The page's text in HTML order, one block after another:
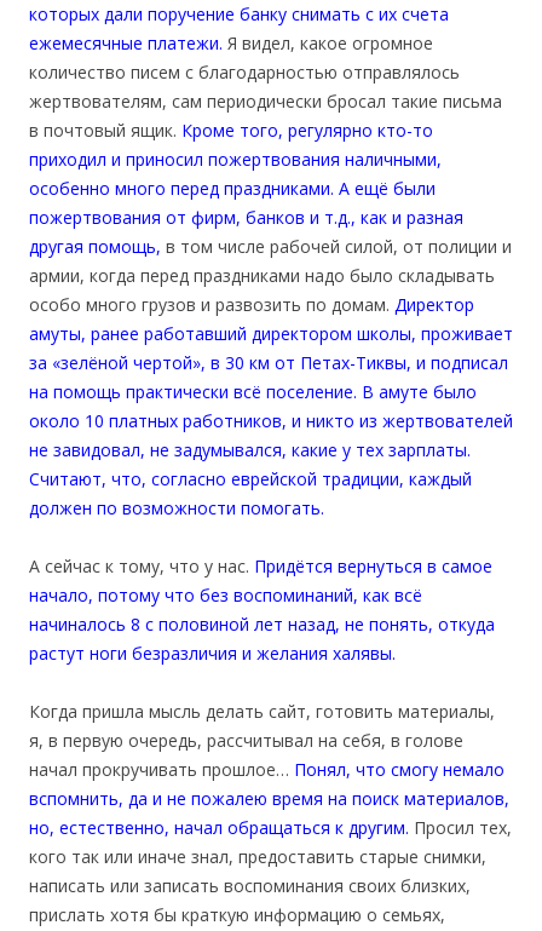
которых дали поручение банку снимать с их счета
ежемесячные платежи. Я видел, какое огромное
количество писем с благодарностью отправлялось
жертвователям, сам периодически бросал такие письма
в почтовый ящик. Кроме того, регулярно кто-то
приходил и приносил пожертвования наличными,
особенно много перед праздниками. А ещё были
пожертвования от фирм, банков и т.д., как и разная
другая помощь, в том числе рабочей силой, от полиции и
армии, когда перед праздниками надо было складывать
особо много грузов и развозить по домам. Директор
амуты, ранее работавший директором школы, проживает
за «зелёной чертой», в 30 км от Петах-Тиквы, и подписал
на помощь практически всё поселение. В амуте было
около 10 платных работников, и никто из жертвователей
не завидовал, не задумывался, какие у тех зарплаты.
Считают, что, согласно еврейской традиции, каждый
должен по возможности помогать.
А сейчас к тому, что у нас. Придётся вернуться в самое
начало, потому что без воспоминаний, как всё
начиналось 8 с половиной лет назад, не понять, откуда
растут ноги безразличия и желания халявы.
Когда пришла мысль делать сайт, готовить материалы,
я, в первую очередь, рассчитывал на себя, в голове
начал прокручивать прошлое… Понял, что смогу немало
вспомнить, да и не пожалею время на поиск материалов,
но, естественно, начал обращаться к другим. Просил тех,
кого так или иначе знал, предоставить старые снимки,
написать или записать воспоминания своих близких,
прислать хотя бы краткую информацию о семьях,